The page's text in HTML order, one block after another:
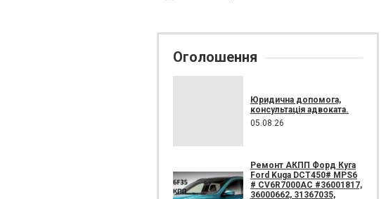
Оголошення
Юридична допомога,
консультація адвоката.
05.08.26
Ремонт АКПП Форд Куга
Ford Kuga DCT450# MPS6
# CV6R7000AC #36001817,
36000662, 31367035,